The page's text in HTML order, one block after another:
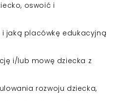
oswoić i
jaką placówkę edukacyjną
i/lub mowę dziecka z
rozwoju dziecka,